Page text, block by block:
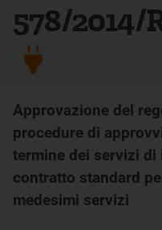
578/2014/
Approvazione del
procedure di
termine dei servizi
contratto standard
medesimi servizi